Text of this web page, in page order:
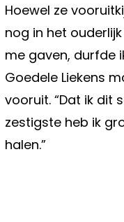
Hoewel ze
nog in het
me gaven, durfde
Goedele Liekens
vooruit. “Dat ik dit
zestigste heb ik
halen.”